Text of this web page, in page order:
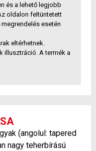
és a lehető legjobb
oldalon feltüntetett
esetén
eltérhetnek.
illusztráció. A termék a
(angolul: tapered
nagy teherbírású